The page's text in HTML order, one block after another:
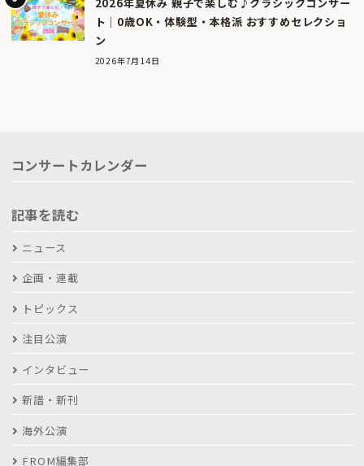
ト｜0歳OK・体験型・本格派 おすすめセレクショ
ン
2026年7月14日
コンサートカレンダー
記事を読む
ニュース
企画・連載
トピックス
注目公演
インタビュー
新譜・新刊
海外公演
FROM編集部